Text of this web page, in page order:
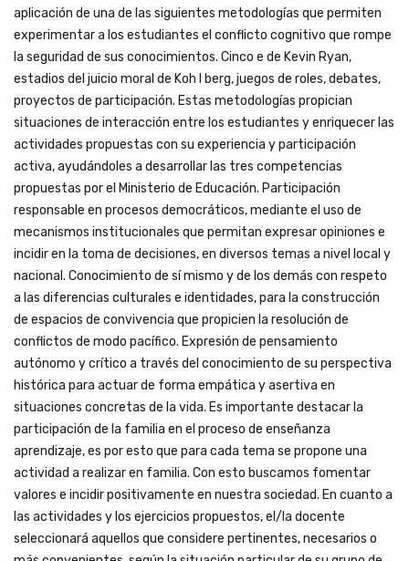
aplicación de una de las siguientes metodologías que permiten
experimentar a los estudiantes el conflicto cognitivo que rompe
la seguridad de sus conocimientos. Cinco e de Kevin Ryan,
estadios del juicio moral de Koh I berg, juegos de roles, debates,
proyectos de participación. Estas metodologías propician
situaciones de interacción entre los estudiantes y enriquecer las
actividades propuestas con su experiencia y participación
activa, ayudándoles a desarrollar las tres competencias
propuestas por el Ministerio de Educación. Participación
responsable en procesos democráticos, mediante el uso de
mecanismos institucionales que permitan expresar opiniones e
incidir en la toma de decisiones, en diversos temas a nivel local y
nacional. Conocimiento de sí mismo y de los demás con respeto
a las diferencias culturales e identidades, para la construcción
de espacios de convivencia que propicien la resolución de
conflictos de modo pacífico. Expresión de pensamiento
autónomo y crítico a través del conocimiento de su perspectiva
histórica para actuar de forma empática y asertiva en
situaciones concretas de la vida. Es importante destacar la
participación de la familia en el proceso de enseñanza
aprendizaje, es por esto que para cada tema se propone una
actividad a realizar en familia. Con esto buscamos fomentar
valores e incidir positivamente en nuestra sociedad. En cuanto a
las actividades y los ejercicios propuestos, el/la docente
seleccionará aquellos que considere pertinentes, necesarios o